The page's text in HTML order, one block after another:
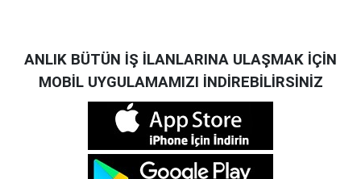
ANLIK BÜTÜN İŞ İLANLARINA ULAŞMAK İÇİN
MOBİL UYGULAMAMIZI İNDİREBİLİRSİNİZ